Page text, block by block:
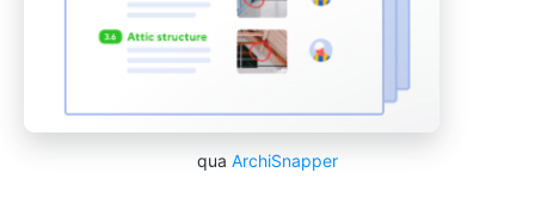
qua ArchiSnapper